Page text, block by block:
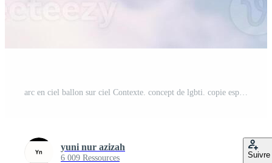
yuni nur azizah
6 009 Ressources Suivre